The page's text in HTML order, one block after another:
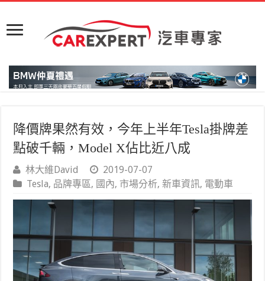
降價牌果然有效，今年上半年Tesla掛牌差
點破千輛，Model X佔比近八成
林大維David
2019-07-07
Tesla, 品牌專區, 國內, 市場分析,新車資訊, 電動車